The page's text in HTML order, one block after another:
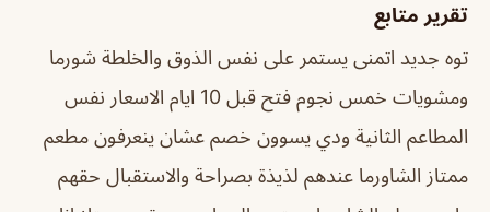
تقرير متابع
توه جديد اتمنى يستمر على نفس الذوق والخلطة شورما
ومشويات خمس نجوم فتح قبل 10 ايام الاسعار نفس
المطاعم الثانية ودي يسوون خصم عشان ينعرفون مطعم
ممتاز الشاورما عندهم لذيذة بصراحة والاستقبال حقهم